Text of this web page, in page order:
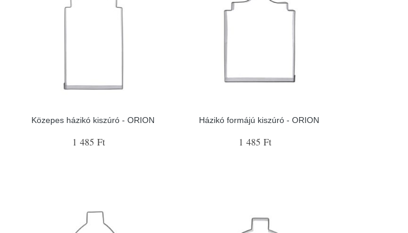
Közepes házikó kiszúró - ORION
1 485 Ft
Házikó formájú kiszúró - ORION
1 485 Ft